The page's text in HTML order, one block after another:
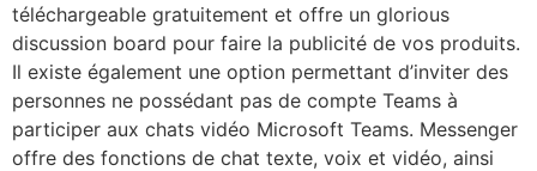
téléchargeable gratuitement et offre un glorious
discussion board pour faire la publicité de vos produits.
Il existe également une option permettant d’inviter des
personnes ne possédant pas de compte Teams à
participer aux chats vidéo Microsoft Teams. Messenger
offre des fonctions de chat texte, voix et vidéo, ainsi